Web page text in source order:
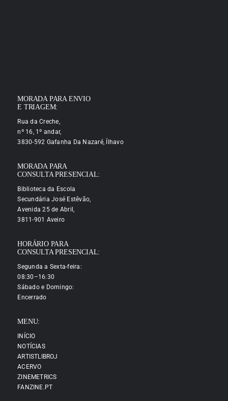
MORADA PARA ENVIO
E TRIAGEM:
Rua da Creche,
nº 16, 1º andar,
3830-592 Gafanha Da Nazaré, Ílhavo
MORADA PARA
CONSULTA PRESENCIAL:
Biblioteca da Escola
Secundária José Estêvão,
Avenida 25 de Abril,
3811-901 Aveiro
HORÁRIO PARA
CONSULTA PRESENCIAL:
Segunda a Sexta-feira:
08:30–16:30
Sábado e Domingo:
Encerrado
MENU:
INÍCIO
NOTÍCIAS
ARTISTLIBROJ
ACERVO
ZINEMETRICS
FANZINE.PT